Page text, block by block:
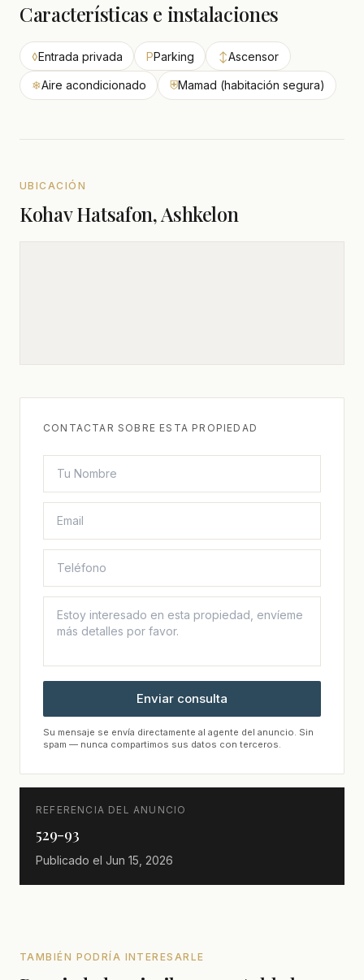
Características e instalaciones
◊Entrada privada PParking ↕Ascensor
❄Aire acondicionado ⛨Mamad (habitación segura)
UBICACIÓN
Kohav Hatsafon, Ashkelon
CONTACTAR SOBRE ESTA PROPIEDAD
Enviar consulta
Su mensaje se envía directamente al agente del anuncio. Sin
spam — nunca compartimos sus datos con terceros.
REFERENCIA DEL ANUNCIO
529-93
Publicado el Jun 15, 2026
TAMBIÉN PODRÍA INTERESARLE